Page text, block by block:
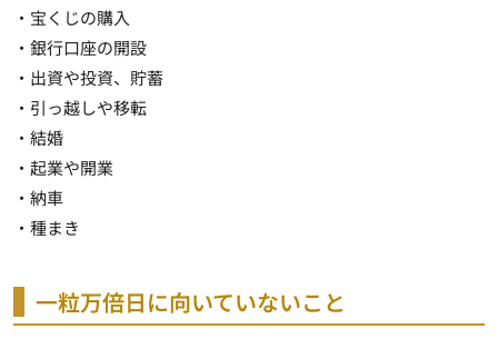
・宝くじの購入
・銀行口座の開設
・出資や投資、貯蓄
・引っ越しや移転
・結婚
・起業や開業
・納車
・種まき
一粒万倍日に向いていないこと